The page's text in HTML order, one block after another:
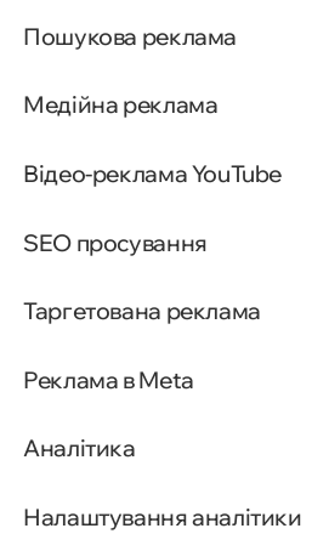
Пошукова реклама
Медійна реклама
Відео-реклама YouTube
SEO просування
Таргетована реклама
Реклама в Meta
Аналітика
Налаштування аналітики